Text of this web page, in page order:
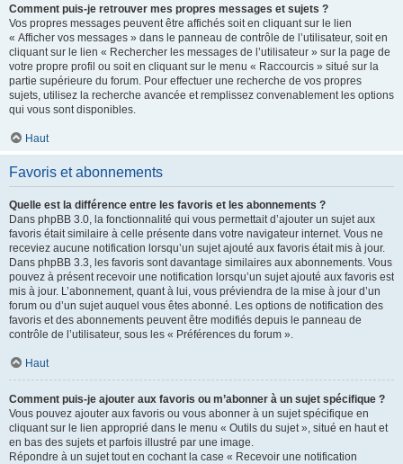
Comment puis-je retrouver mes propres messages et sujets ?
Vos propres messages peuvent être affichés soit en cliquant sur le lien
« Afficher vos messages » dans le panneau de contrôle de l’utilisateur, soit en
cliquant sur le lien « Rechercher les messages de l’utilisateur » sur la page de
votre propre profil ou soit en cliquant sur le menu « Raccourcis » situé sur la
partie supérieure du forum. Pour effectuer une recherche de vos propres
sujets, utilisez la recherche avancée et remplissez convenablement les options
qui vous sont disponibles.
Haut
Favoris et abonnements
Quelle est la différence entre les favoris et les abonnements ?
Dans phpBB 3.0, la fonctionnalité qui vous permettait d’ajouter un sujet aux
favoris était similaire à celle présente dans votre navigateur internet. Vous ne
receviez aucune notification lorsqu’un sujet ajouté aux favoris était mis à jour.
Dans phpBB 3.3, les favoris sont davantage similaires aux abonnements. Vous
pouvez à présent recevoir une notification lorsqu’un sujet ajouté aux favoris est
mis à jour. L’abonnement, quant à lui, vous préviendra de la mise à jour d’un
forum ou d’un sujet auquel vous êtes abonné. Les options de notification des
favoris et des abonnements peuvent être modifiés depuis le panneau de
contrôle de l’utilisateur, sous les « Préférences du forum ».
Haut
Comment puis-je ajouter aux favoris ou m’abonner à un sujet spécifique ?
Vous pouvez ajouter aux favoris ou vous abonner à un sujet spécifique en
cliquant sur le lien approprié dans le menu « Outils du sujet », situé en haut et
en bas des sujets et parfois illustré par une image.
Répondre à un sujet tout en cochant la case « Recevoir une notification